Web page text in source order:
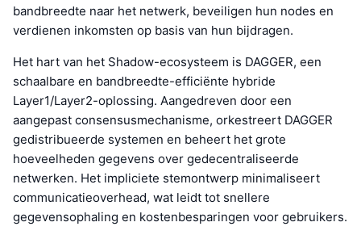
bandbreedte naar het netwerk, beveiligen hun nodes en
verdienen inkomsten op basis van hun bijdragen.
Het hart van het Shadow-ecosysteem is DAGGER, een
schaalbare en bandbreedte-efficiënte hybride
Layer1/Layer2-oplossing. Aangedreven door een
aangepast consensusmechanisme, orkestreert DAGGER
gedistribueerde systemen en beheert het grote
hoeveelheden gegevens over gedecentraliseerde
netwerken. Het impliciete stemontwerp minimaliseert
communicatieoverhead, wat leidt tot snellere
gegevensophaling en kostenbesparingen voor gebruikers.